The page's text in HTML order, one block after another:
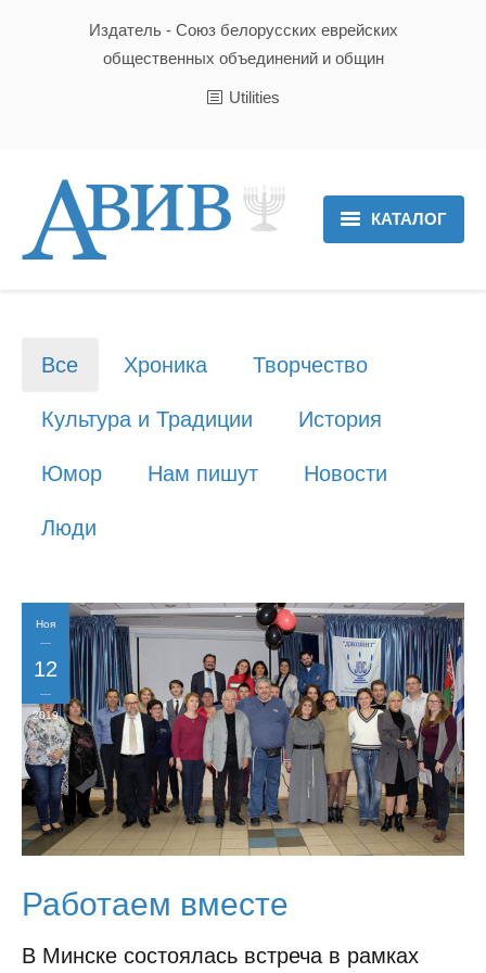
Издатель - Союз белорусских еврейских
общественных объединений и общин
Utilities
КАТАЛОГ
Культура и Традиции
Хроника
Люди
Все Хроника Творчество
Культура и Традиции История
Юмор Нам пишут Новости
Люди
Ноя
12
2019
Работаем вместе
В Минске состоялась встреча в рамках